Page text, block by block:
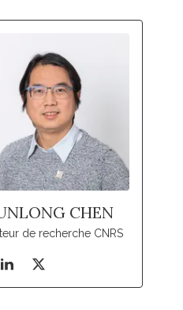
CHEN
de recherche CNRS